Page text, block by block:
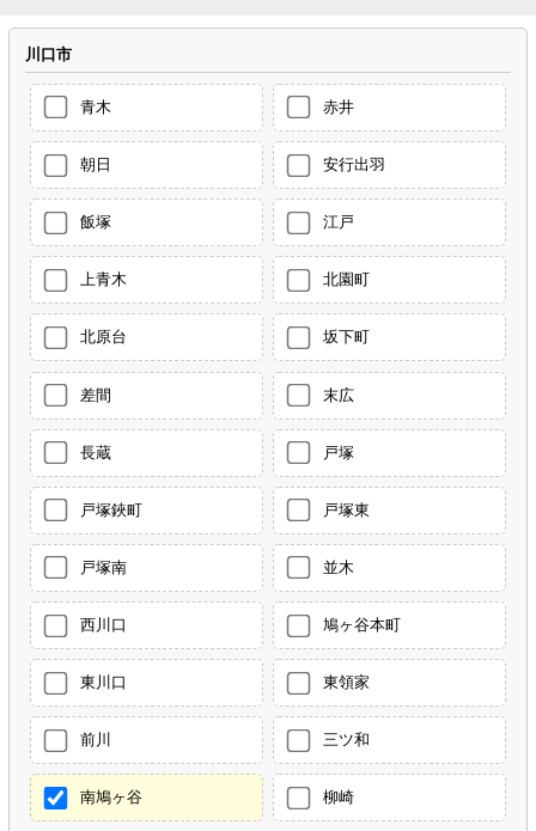
川口市
青木 赤井
朝日 安行出羽
飯塚 江戸
上青木 北園町
北原台 坂下町
差間 末広
長蔵 戸塚
戸塚鋏町 戸塚東
戸塚南 並木
西川口 鳩ヶ谷本町
東川口 東領家
前川 三ツ和
南鳩ヶ谷 柳崎